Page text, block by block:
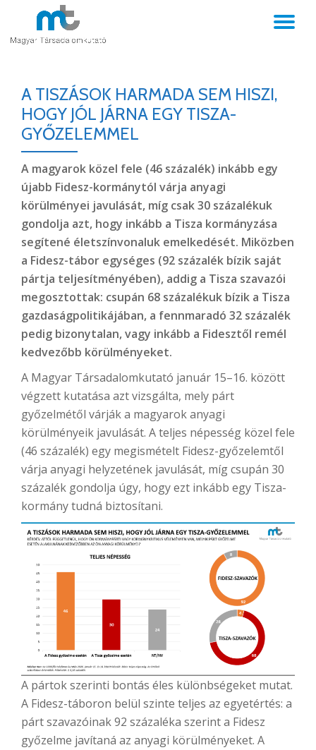
Skip
A TISZÁSOK HARMADA SEM HISZI,
HOGY JÓL JÁRNA EGY TISZA-
GYŐZELEMMEL
A magyarok közel fele (46 százalék) inkább egy
újabb Fidesz-kormánytól várja anyagi
körülményei javulását, míg csak 30 százalékuk
gondolja azt, hogy inkább a Tisza kormányzása
segítené életszínvonaluk emelkedését. Miközben
a Fidesz-tábor egységes (92 százalék bízik saját
pártja teljesítményében), addig a Tisza szavazói
megosztottak: csupán 68 százalékuk bízik a Tisza
gazdaságpolitikájában, a fennmaradó 32 százalék
pedig bizonytalan, vagy inkább a Fidesztől remél
kedvezőbb körülményeket.
A Magyar Társadalomkutató január 15–16. között
végzett kutatása azt vizsgálta, mely párt
győzelmétől várják a magyarok anyagi
körülményeik javulását. A teljes népesség közel fele
(46 százalék) egy megismételt Fidesz-győzelemtől
várja anyagi helyzetének javulását, míg csupán 30
százalék gondolja úgy, hogy ezt inkább egy Tisza-
kormány tudná biztosítani.
A pártok szerinti bontás éles különbségeket mutat.
A Fidesz-táboron belül szinte teljes az egyetértés: a
párt szavazóinak 92 százaléka szerint a Fidesz
győzelme javítaná az anyagi körülményeket. A